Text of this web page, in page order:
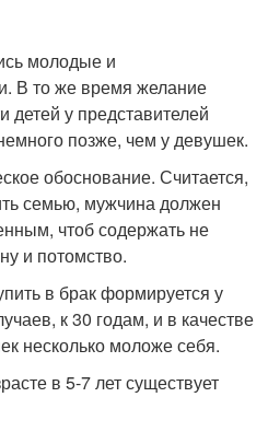
молодые и
В то же время желание
детей у представителей
позже, чем у девушек.
обоснование. Считается,
семью, мужчина должен
чтоб содержать не
и потомство.
в брак формируется у
к 30 годам, и в качестве
несколько моложе себя.
в 5-7 лет существует